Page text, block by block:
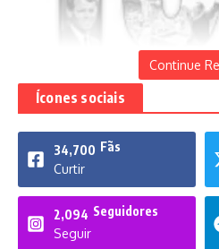
Renato Dias
Continue
Ícones sociais
34,700 Fãs
Curtir
2,094 Seguidores
Seguir